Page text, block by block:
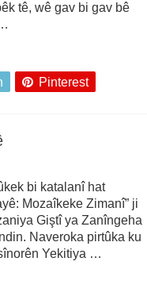
tê, wê gav bi gav bê
Pinterest
bi katalanî hat
Mozaîkeke Zimanî” ji
Giştî ya Zanîngeha
Naveroka pirtûka ku
Yekitiya …